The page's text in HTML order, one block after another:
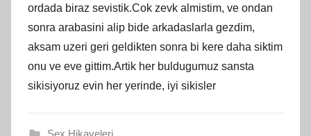
ordada biraz sevistik.Cok zevk almistim, ve ondan
sonra arabasini alip bide arkadaslarla gezdim,
aksam uzeri geri geldikten sonra bi kere daha siktim
onu ve eve gittim.Artik her buldugumuz sansta
sikisiyoruz evin her yerinde, iyi sikisler
Sex Hikayeleri